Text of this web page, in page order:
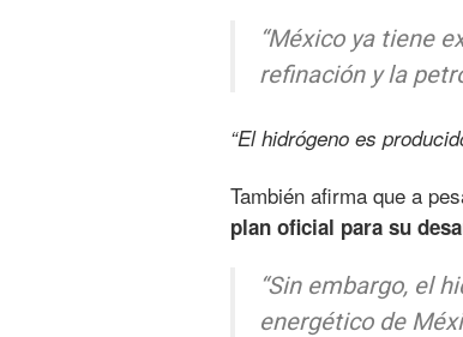
“México ya tiene
refinación y la
“El hidrógeno es
También afirma que a
plan oficial para su
“Sin embargo, el
energético de